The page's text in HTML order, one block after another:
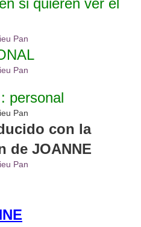
si quieren ver el
personal
con la
de JOANNE